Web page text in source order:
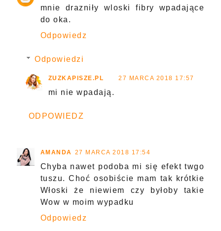
mnie drazniły wloski fibry wpadające
do oka.
Odpowiedz
Odpowiedzi
ZUZKAPISZE.PL 27 MARCA 2018 17:57
mi nie wpadają.
ODPOWIEDZ
AMANDA 27 MARCA 2018 17:54
Chyba nawet podoba mi się efekt twgo
tuszu. Choć osobiście mam tak krótkie
Włoski że niewiem czy byłoby takie
Wow w moim wypadku
Odpowiedz